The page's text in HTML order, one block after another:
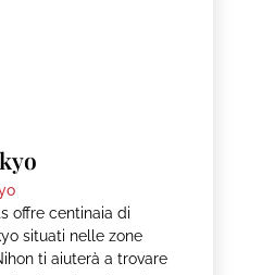
offre centinaia di
situati nelle zone
ti aiuterà a trovare